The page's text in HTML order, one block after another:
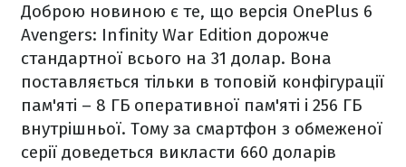
Доброю новиною є те, що версія OnePlus 6
Avengers: Infinity War Edition дорожче
стандартної всього на 31 долар. Вона
поставляється тільки в топовій конфігурації
пам'яті – 8 ГБ оперативної пам'яті і 256 ГБ
внутрішньої. Тому за смартфон з обмеженої
серії доведеться викласти 660 доларів